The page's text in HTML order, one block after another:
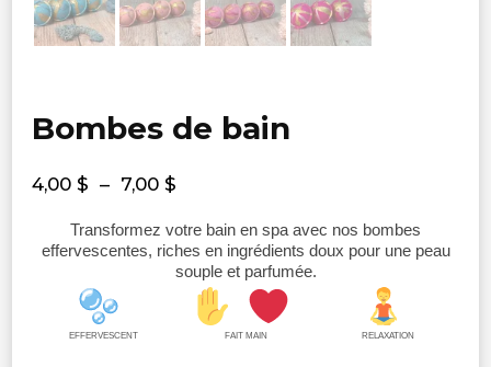
Bombes de bain
4,00 $ – 7,00 $
prix :
4,00 $
7,00 $
Transformez votre bain en spa avec nos bombes
effervescentes, riches en ingrédients doux pour une peau
souple et parfumée.
EFFERVESCENT FAIT MAIN RELAXATION